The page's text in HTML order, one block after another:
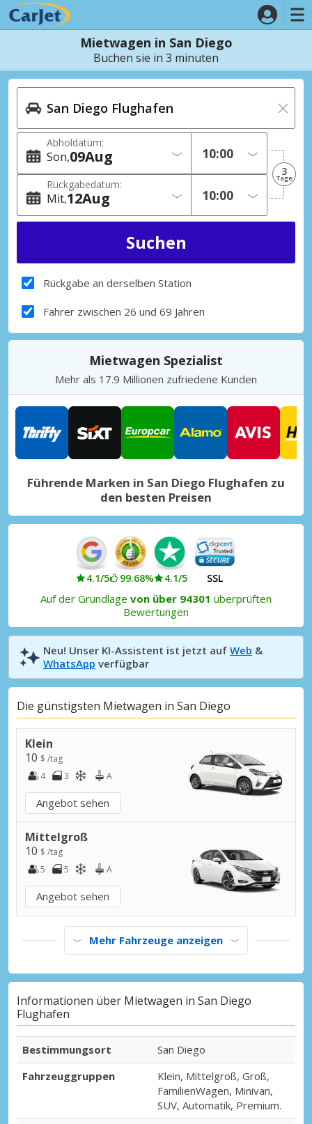
Mietwagen in San Diego
Buchen sie in 3 minuten
Abholdatum:
Son 09Aug
Rückgabedatum:
Mit 12Aug
3
Tage
Rückgabe an derselben Station
Fahrer zwischen 26 und 69 Jahren
Mietwagen Spezialist
Mehr als 17.9 Millionen zufriedene Kunden
Führende Marken in San Diego Flughafen zu
den besten Preisen
4.1/5 99.68% 4.1/5 SSL
Auf der Grundlage von über 94301 überprüften
Bewertungen
Neu! Unser KI-Assistent ist jetzt auf Web &
WhatsApp verfügbar
Die günstigsten Mietwagen in San Diego
Klein
10 $ /tag
4
3 A
Angebot sehen
Mittelgroß
10 $ /tag
5
5 A
Angebot sehen
Mehr Fahrzeuge anzeigen
Informationen über Mietwagen in San Diego
Flughafen
Bestimmungsort
San Diego
Fahrzeuggruppen
Klein, Mittelgroß, Groß,
FamilienWagen, Minivan,
SUV, Automatik, Premium.